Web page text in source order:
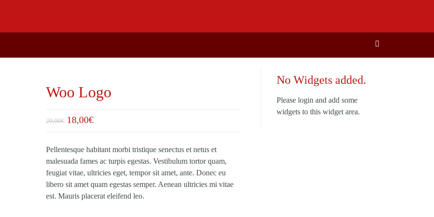
Woo Logo
20,00€ 18,00€
Pellentesque habitant morbi tristique senectus et netus et
malesuada fames ac turpis egestas. Vestibulum tortor quam,
feugiat vitae, ultricies eget, tempor sit amet, ante. Donec eu
libero sit amet quam egestas semper. Aenean ultricies mi vitae
est. Mauris placerat eleifend leo.
No Widgets added.
Please login and add some
widgets to this widget area.